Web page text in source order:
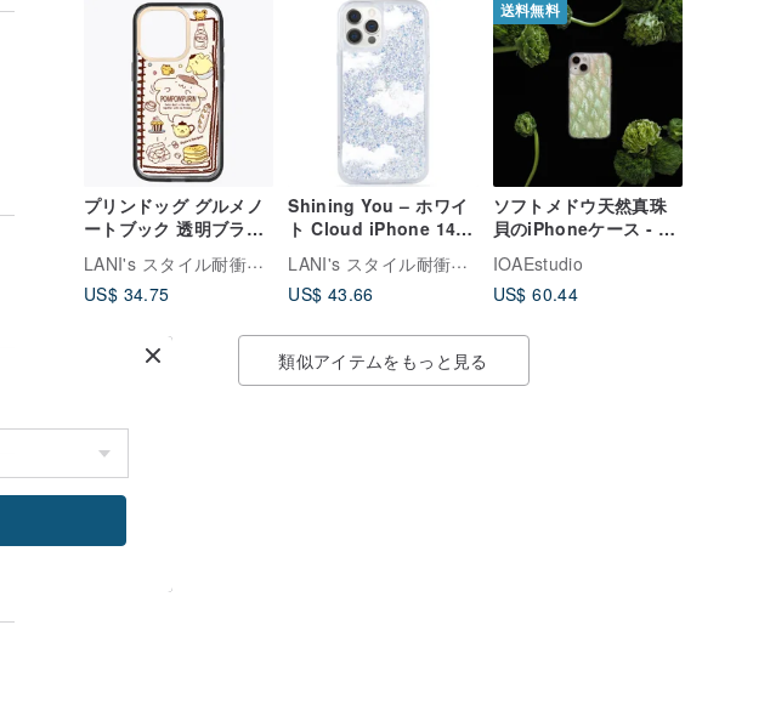
プリンドッグ グルメノ
ートブック 透明ブラッ
ク標準/磁気バージョン
iPhone 16 15 14 13
Pro Max
LANI's スタイル耐衝撃スマホケース
US$ 34.75
Shining You – ホワイ
ト Cloud iPhone 14
13 12 pro max ミニ電
話ケース
LANI's スタイル耐衝撃スマホケース
US$ 43.66
送料無料
ソフトメドウ天然真珠
貝のiPhoneケース - 職
人手作り - 高品質 - グ
リーン - デザイナー
IOAEstudio
US$ 60.44
類似アイテムをもっと見る